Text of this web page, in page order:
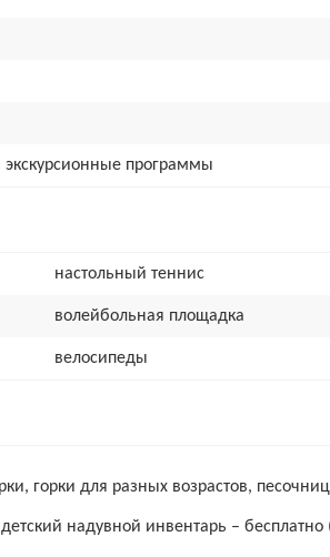
экскурсионные программы
настольный теннис
волейбольная площадка
велосипеды
горки для разных возрастов,
надувной инвентарь – бесплатно